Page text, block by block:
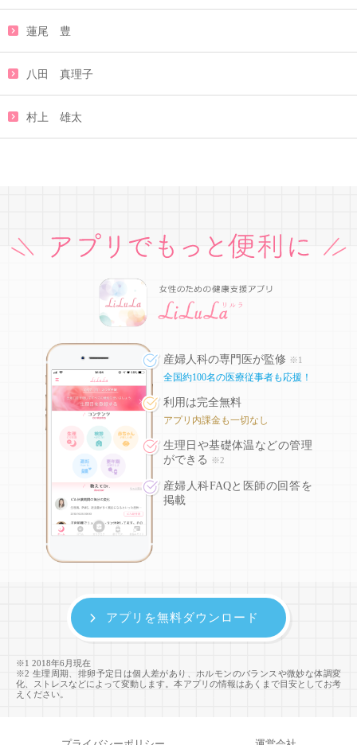
蓮尾 豊
八田 真理子
村上 雄太
産婦人科の専門医が監修 ※1
全国約100名の医療従事者も応援！
利用は完全無料
アプリ内課金も一切なし
生理日や基礎体温などの管理
ができる
※2
産婦人科FAQと医師の回答を
掲載
※1 2018年6月現在
※2 生理周期、排卵予定日は個人差があり、ホルモンのバランスや微妙な体調変
化、ストレスなどによって変動します。本アプリの情報はあくまで目安としてお考
えください。
アプリを無料ダウンロード